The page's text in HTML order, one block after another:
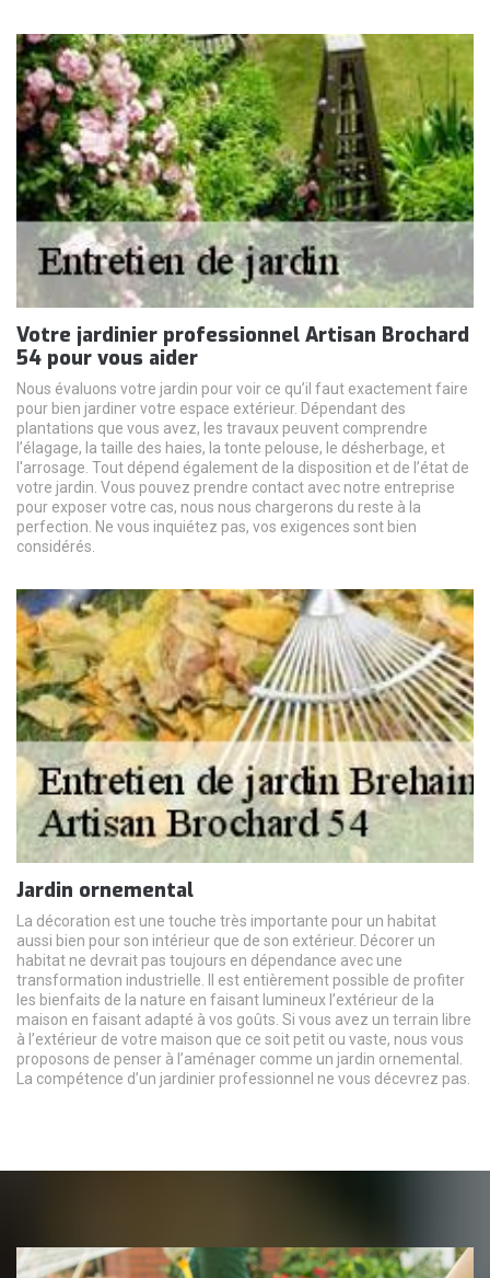
Votre jardinier professionnel Artisan Brochard
54 pour vous aider
Nous évaluons votre jardin pour voir ce qu’il faut exactement faire
pour bien jardiner votre espace extérieur. Dépendant des
plantations que vous avez, les travaux peuvent comprendre
l’élagage, la taille des haies, la tonte pelouse, le désherbage, et
l'arrosage. Tout dépend également de la disposition et de l’état de
votre jardin. Vous pouvez prendre contact avec notre entreprise
pour exposer votre cas, nous nous chargerons du reste à la
perfection. Ne vous inquiétez pas, vos exigences sont bien
considérés.
Jardin ornemental
La décoration est une touche très importante pour un habitat
aussi bien pour son intérieur que de son extérieur. Décorer un
habitat ne devrait pas toujours en dépendance avec une
transformation industrielle. Il est entièrement possible de profiter
les bienfaits de la nature en faisant lumineux l’extérieur de la
maison en faisant adapté à vos goûts. Si vous avez un terrain libre
à l’extérieur de votre maison que ce soit petit ou vaste, nous vous
proposons de penser à l’aménager comme un jardin ornemental.
La compétence d’un jardinier professionnel ne vous décevrez pas.